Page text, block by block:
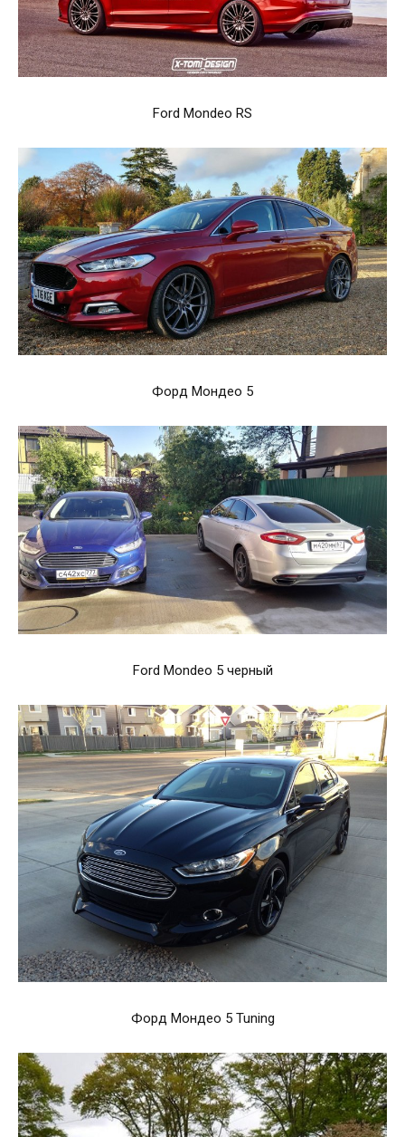
Ford Mondeo RS
Форд Мондео 5
Ford Mondeo 5 черный
Форд Мондео 5 Tuning